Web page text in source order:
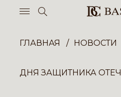
ГЛАВНАЯ НОВОСТИ
ДНЯ ЗАЩИТНИКА